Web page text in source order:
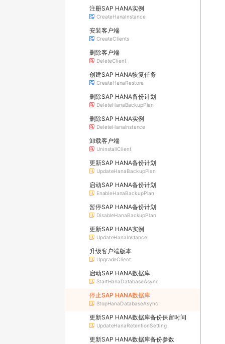
注册SAP HANA实例
CreateHanaInstance
安装客户端
CreateClients
删除客户端
DeleteClient
创建SAP HANA恢复任务
CreateHanaRestore
删除SAP HANA备份计划
DeleteHanaBackupPlan
删除SAP HANA实例
DeleteHanaInstance
卸载客户端
UninstallClient
更新SAP HANA备份计划
UpdateHanaBackupPlan
启动SAP HANA备份计划
EnableHanaBackupPlan
暂停SAP HANA备份计划
DisableHanaBackupPlan
更新SAP HANA实例
UpdateHanaInstance
升级客户端版本
UpgradeClient
启动SAP HANA数据库
StartHanaDatabaseAsync
停止SAP HANA数据库
StopHanaDatabaseAsync
更新SAP HANA数据库备份保留时间
UpdateHanaRetentionSetting
更新SAP HANA数据库备份参数